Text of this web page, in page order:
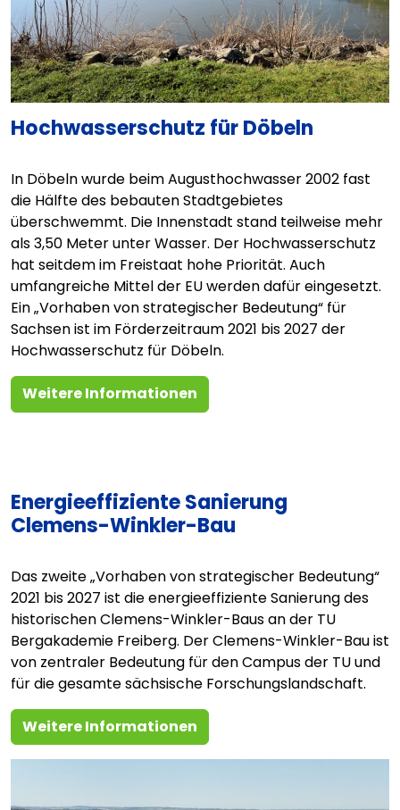
Hochwasserschutz für Döbeln
In Döbeln wurde beim Augusthochwasser 2002 fast
die Hälfte des bebauten Stadtgebietes
überschwemmt. Die Innenstadt stand teilweise mehr
als 3,50 Meter unter Wasser. Der Hochwasserschutz
hat seitdem im Freistaat hohe Priorität. Auch
umfangreiche Mittel der EU werden dafür eingesetzt.
Ein „Vorhaben von strategischer Bedeutung“ für
Sachsen ist im Förderzeitraum 2021 bis 2027 der
Hochwasserschutz für Döbeln.
Weitere Informationen
Energieeffiziente Sanierung
Clemens-Winkler-Bau
Das zweite „Vorhaben von strategischer Bedeutung“
2021 bis 2027 ist die energieeffiziente Sanierung des
historischen Clemens-Winkler-Baus an der TU
Bergakademie Freiberg. Der Clemens-Winkler-Bau ist
von zentraler Bedeutung für den Campus der TU und
für die gesamte sächsische Forschungslandschaft.
Weitere Informationen